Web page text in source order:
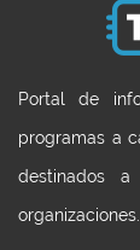
Portal de
programas a
destinados
organizaciones.